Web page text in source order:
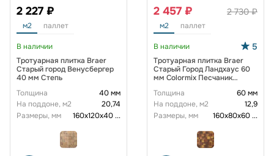
2 227 ₽
м2 паллет
В наличии
Тротуарная плитка Braer
Старый город Венусбергер
40 мм Степь
Толщина
40 мм
На поддоне, м2
20,74
Размеры, мм
160х120х40...
2 730 ₽
2 457 ₽
м2 паллет
В наличии 5
Тротуарная плитка Braer
Старый Город Ландхаус 60
мм Colormix Песчаник
Толщина
60 мм
На поддоне, м2
12,9
Размеры, мм
160х80х60...